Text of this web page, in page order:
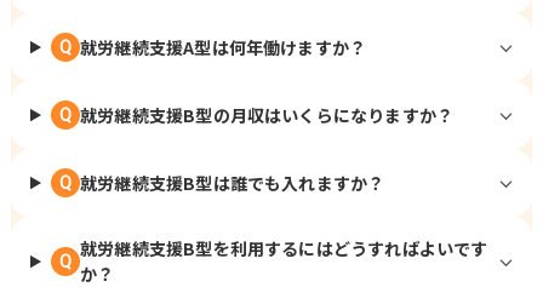
Q 就労継続支援A型は何年働けますか？
Q 就労継続支援B型の月収はいくらになりますか？
Q 就労継続支援B型は誰でも入れますか？
Q
就労継続支援B型を利用するにはどうすればよいです
か？